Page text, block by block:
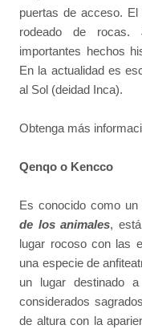
puertas de acceso.
rodeado de rocas.
importantes hechos
En la actualidad es
al Sol (deidad Inca).
Obtenga más
Qenqo o Kencco
Es conocido como un
de los animales,
lugar rocoso con las
una especie de
un lugar destinado
considerados
de altura con la